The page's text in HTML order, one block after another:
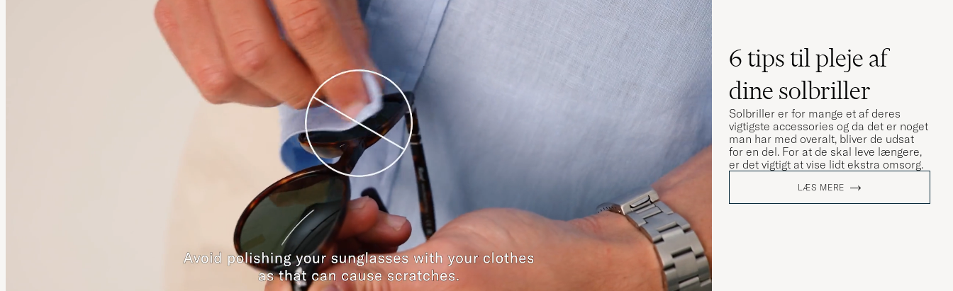
6 tips til pleje af
dine solbriller
Solbriller er for mange et af deres
vigtigste accessories og da det er noget
man har med overalt, bliver de udsat
for en del. For at de skal leve længere,
er det vigtigt at vise lidt ekstra omsorg.
LÆS MERE